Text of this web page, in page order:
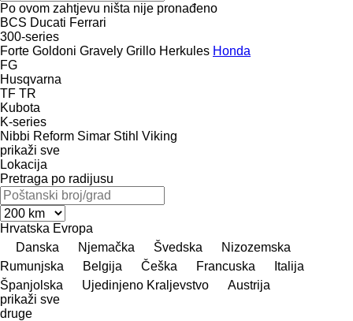
Po ovom zahtjevu ništa nije pronađeno
BCS Ducati Ferrari
300-series
Forte Goldoni Gravely Grillo Herkules Honda
FG
Husqvarna
TF TR
Kubota
K-series
Nibbi Reform Simar Stihl Viking
prikaži sve
Lokacija
Pretraga po radijusu
Hrvatska Evropa
Danska
Njemačka Švedska
Nizozemska
Rumunjska
Belgija Češka Francuska
Italija
Španjolska
Ujedinjeno Kraljevstvo
Austrija
prikaži sve
druge